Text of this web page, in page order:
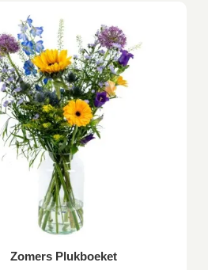
Zomers Plukboeket